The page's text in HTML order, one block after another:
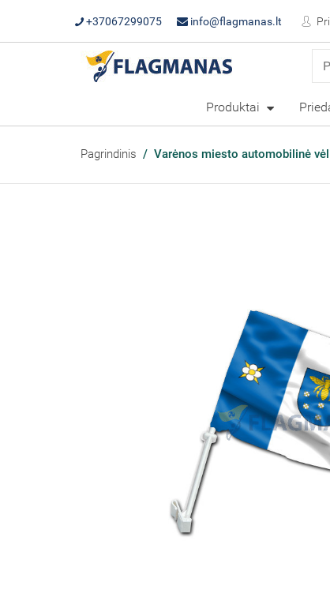
+37067299075 info@flagmanas.lt
Produktai
Pagrindinis Varėnos miesto automobilinė